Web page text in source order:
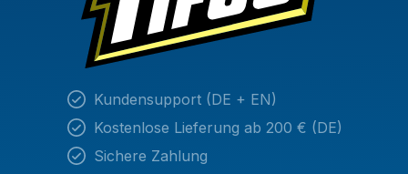
Kundensupport (DE + EN)
Kostenlose Lieferung ab 200 € (DE)
Sichere Zahlung